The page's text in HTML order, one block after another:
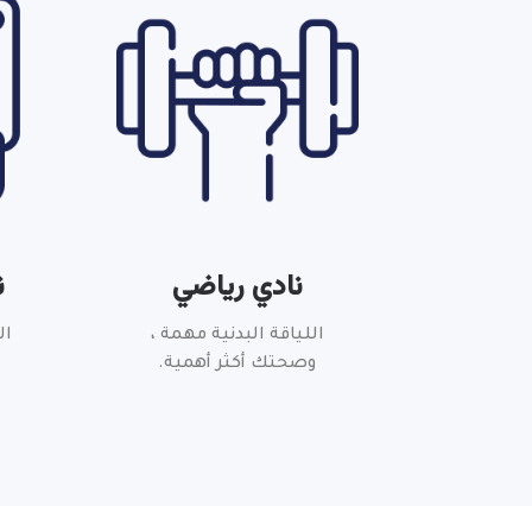
نادي رياضي
اللياقة البدنية مهمة ،
وصحتك أكثر أهمية.